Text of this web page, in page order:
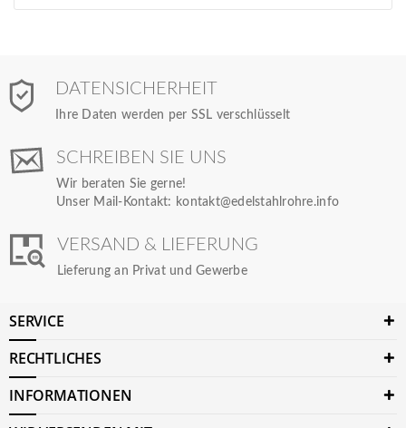
DATENSICHERHEIT
Ihre Daten werden per SSL verschlüsselt
SCHREIBEN SIE UNS
Wir beraten Sie gerne!
Unser Mail-Kontakt: kontakt@edelstahlrohre.info
VERSAND & LIEFERUNG
Lieferung an Privat und Gewerbe
SERVICE
RECHTLICHES
INFORMATIONEN